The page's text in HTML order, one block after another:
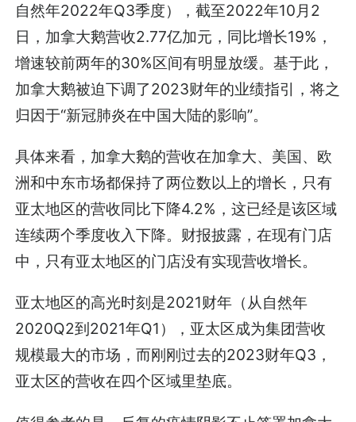
自然年2022年Q3季度），截至2022年10月2
日，加拿大鹅营收2.77亿加元，同比增长19%，
增速较前两年的30%区间有明显放缓。基于此，
加拿大鹅被迫下调了2023财年的业绩指引，将之
归因于“新冠肺炎在中国大陆的影响”。
具体来看，加拿大鹅的营收在加拿大、美国、欧
洲和中东市场都保持了两位数以上的增长，只有
亚太地区的营收同比下降4.2%，这已经是该区域
连续两个季度收入下降。财报披露，在现有门店
中，只有亚太地区的门店没有实现营收增长。
亚太地区的高光时刻是2021财年（从自然年
2020Q2到2021年Q1），亚太区成为集团营收
规模最大的市场，而刚刚过去的2023财年Q3，
亚太区的营收在四个区域里垫底。